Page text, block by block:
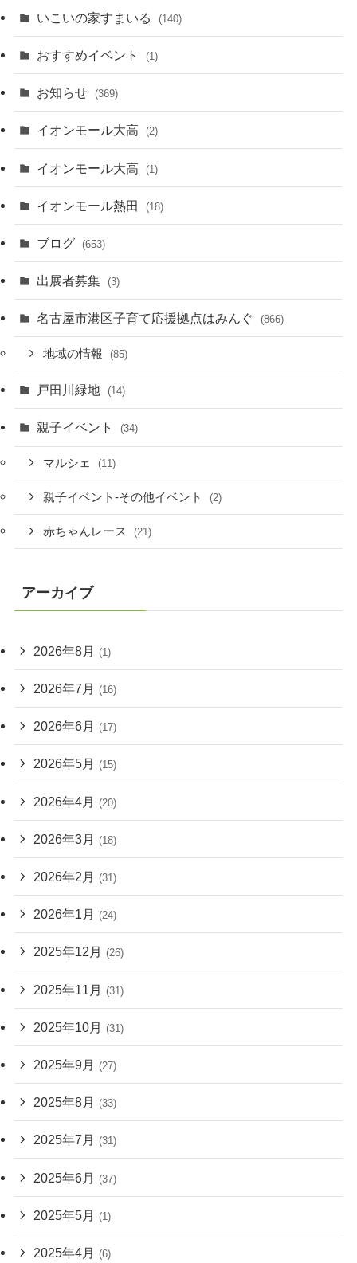
いこいの家すまいる (140)
おすすめイベント (1)
お知らせ (369)
イオンモール大高 (2)
イオンモール大高 (1)
イオンモール熱田 (18)
ブログ (653)
出展者募集 (3)
名古屋市港区子育て応援拠点はみんぐ (866)
地域の情報 (85)
戸田川緑地 (14)
親子イベント (34)
マルシェ (11)
親子イベント-その他イベント (2)
赤ちゃんレース (21)
アーカイブ
2026年8月 (1)
2026年7月 (16)
2026年6月 (17)
2026年5月 (15)
2026年4月 (20)
2026年3月 (18)
2026年2月 (31)
2026年1月 (24)
2025年12月 (26)
2025年11月 (31)
2025年10月 (31)
2025年9月 (27)
2025年8月 (33)
2025年7月 (31)
2025年6月 (37)
2025年5月 (1)
2025年4月 (6)